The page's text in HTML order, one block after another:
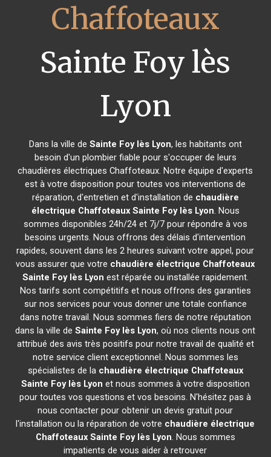
Chaffoteaux
Sainte Foy lès
Lyon
Dans la ville de Sainte Foy lès Lyon, les habitants ont
besoin d'un plombier fiable pour s'occuper de leurs
chaudières électriques Chaffoteaux. Notre équipe d'experts
est à votre disposition pour toutes vos interventions de
réparation, d'entretien et d'installation de chaudière
électrique Chaffoteaux Sainte Foy lès Lyon. Nous
sommes disponibles 24h/24 et 7j/7 pour répondre à vos
besoins urgents. Nous offrons des délais d'intervention
rapides, souvent dans les 2 heures suivant votre appel, pour
vous assurer que votre chaudière électrique Chaffoteaux
Sainte Foy lès Lyon est réparée ou installée rapidement.
Nos tarifs sont compétitifs et nous offrons des garanties
sur nos services pour vous donner une totale confiance
dans notre travail. Nous sommes fiers de notre réputation
dans la ville deSainte Foy lès Lyon, où nos clients nous ont
attribué des avis très positifs pour notre travail de qualité et
notre service client exceptionnel. Nous sommes les
spécialistes de la chaudière électrique Chaffoteaux
Sainte Foy lès Lyon et nous sommes à votre disposition
pour toutes vos questions et vos besoins. N'hésitez pas à
nous contacter pour obtenir un devis gratuit pour
l'installation ou la réparation de votre chaudière électrique
Chaffoteaux Sainte Foy lès Lyon. Nous sommes
impatients de vous aider à retrouver